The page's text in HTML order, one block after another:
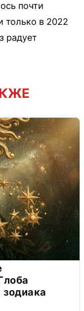
почти
только в 2022
радует
зодиака